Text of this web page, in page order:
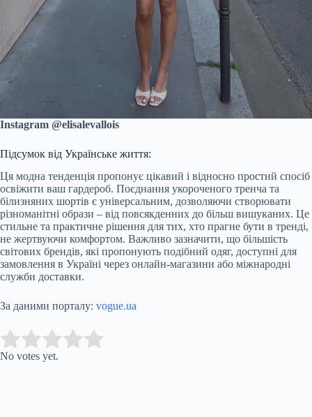
Instagram @elisalevallois
Підсумок від Українське життя:
Ця модна тенденція пропонує цікавий і відносно простий спосіб
освіжити ваш гардероб. Поєднання укороченого тренча та
білизняних шортів є універсальним, дозволяючи створювати
різноманітні образи – від повсякденних до більш вишуканих. Це
стильне та практичне рішення для тих, хто прагне бути в тренді,
не жертвуючи комфортом. Важливо зазначити, що більшість
світових брендів, які пропонують подібний одяг, доступні для
замовлення в Україні через онлайн-магазини або міжнародні
служби доставки.
За даними порталу: vogue.ua
Rate this item:
No votes yet.